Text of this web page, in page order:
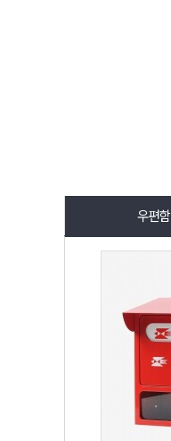
우편함